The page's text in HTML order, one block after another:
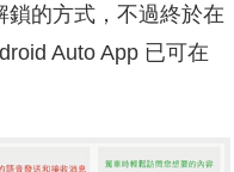
的方式，不過終於在
Auto App 已可在